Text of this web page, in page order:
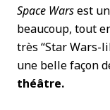
Space Warsest
beaucoup, tout
très “Star Wars-
une belle façon
théâtre.